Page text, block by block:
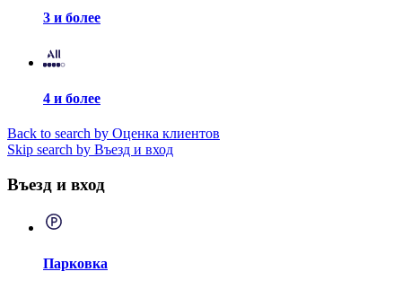
3 и более
4 и более
Back to search by Оценка клиентов
Skip search by Въезд и вход
Въезд и вход
Парковка